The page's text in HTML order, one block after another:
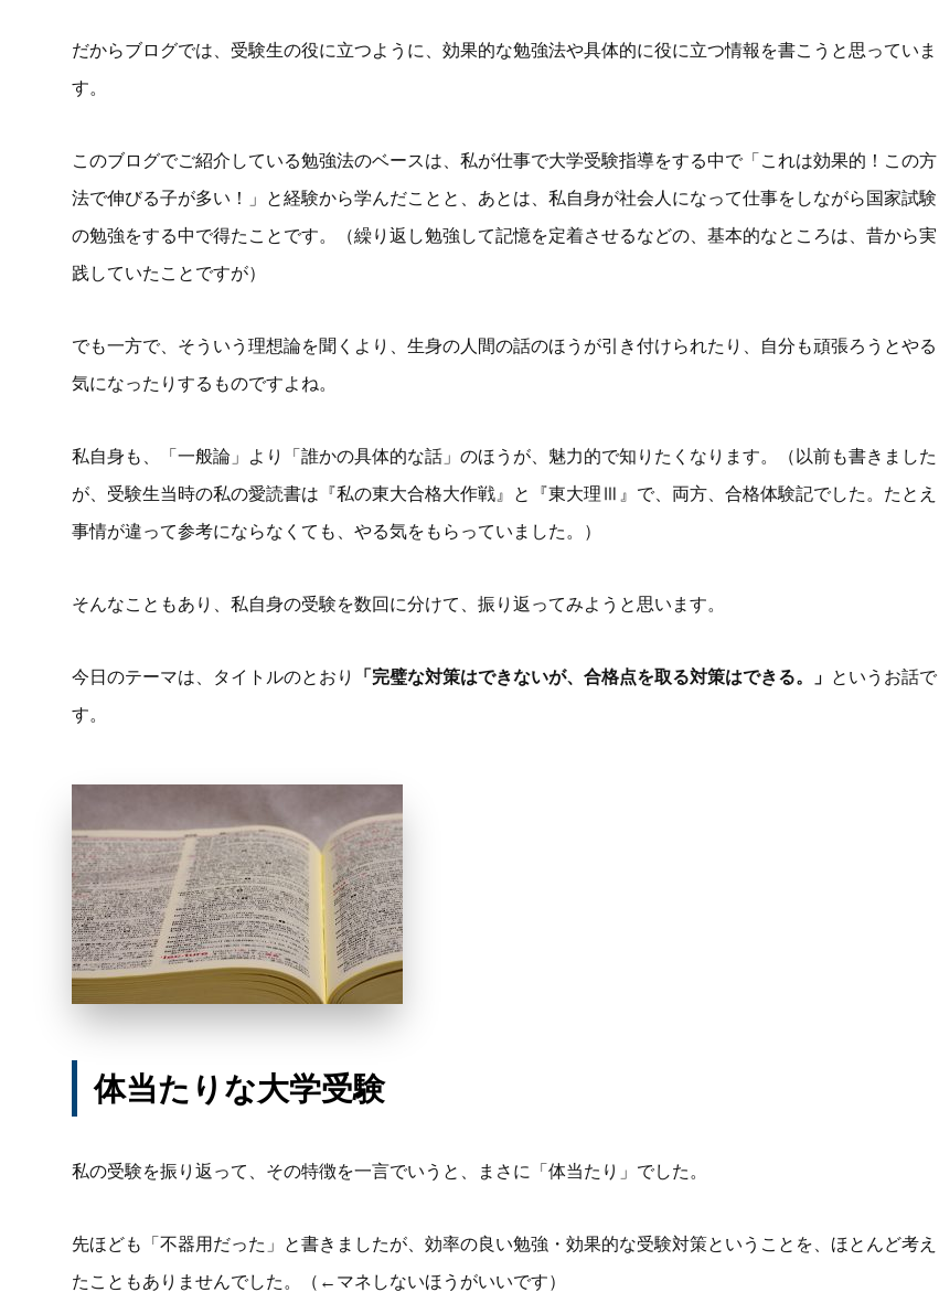
だからブログでは、受験生の役に立つように、効果的な勉強法や具体的に役に立つ情報を書こうと思っていま
す。
このブログでご紹介している勉強法のベースは、私が仕事で大学受験指導をする中で「これは効果的！この方
法で伸びる子が多い！」と経験から学んだことと、あとは、私自身が社会人になって仕事をしながら国家試験
の勉強をする中で得たことです。（繰り返し勉強して記憶を定着させるなどの、基本的なところは、昔から実
践していたことですが）
でも一方で、そういう理想論を聞くより、生身の人間の話のほうが引き付けられたり、自分も頑張ろうとやる
気になったりするものですよね。
私自身も、「一般論」より「誰かの具体的な話」のほうが、魅力的で知りたくなります。（以前も書きました
が、受験生当時の私の愛読書は『私の東大合格大作戦』と『東大理Ⅲ』で、両方、合格体験記でした。たとえ
事情が違って参考にならなくても、やる気をもらっていました。）
そんなこともあり、私自身の受験を数回に分けて、振り返ってみようと思います。
今日のテーマは、タイトルのとおり 「完璧な対策はできないが、合格点を取る対策はできる。」 というお話で
す。
体当たりな大学受験
私の受験を振り返って、その特徴を一言でいうと、まさに「体当たり」でした。
先ほども「不器用だった」と書きましたが、効率の良い勉強・効果的な受験対策ということを、ほとんど考え
たこともありませんでした。（←マネしないほうがいいです）